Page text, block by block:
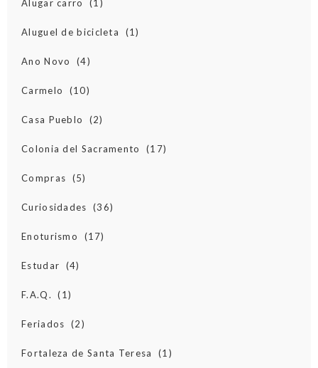
Alugar carro (1)
Aluguel de bicicleta (1)
Ano Novo (4)
Carmelo (10)
Casa Pueblo (2)
Colonia del Sacramento (17)
Compras (5)
Curiosidades (36)
Enoturismo (17)
Estudar (4)
F.A.Q. (1)
Feriados (2)
Fortaleza de Santa Teresa (1)